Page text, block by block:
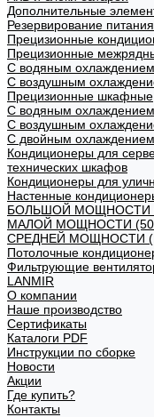
Дополнительные
Резервирование питания
Прецизионные
Прецизионные
С водяным охлаждением
С воздушным
Прецизионные шкафные
С водяным охлаждением
С воздушным
С двойным охлаждением
Кондиционеры для
технических шкафов
Кондиционеры для
Настенные
БОЛЬШОЙ МОЩНОСТИ
МАЛОЙ МОЩНОСТИ
СРЕДНЕЙ МОЩНОСТИ
Потолочные
Фильтрующие
LANMIR
О компании
Наше производство
Сертификаты
Каталоги PDF
Инструкции по сборке
Новости
Акции
Где купить?
Контакты